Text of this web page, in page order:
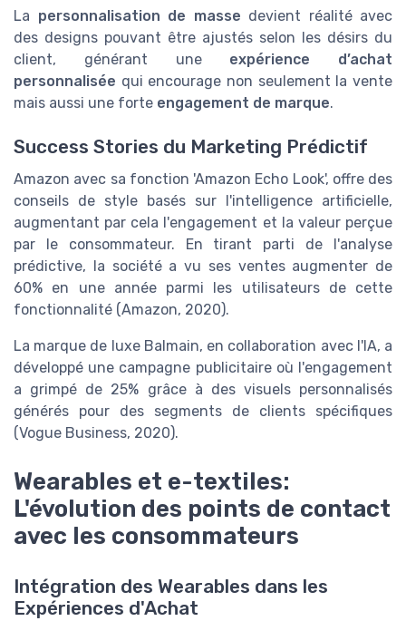
La personnalisation de masse devient réalité avec
des designs pouvant être ajustés selon les désirs du
client, générant une expérience d’achat
personnalisée qui encourage non seulement la vente
mais aussi une forte engagement de marque.
Success Stories du Marketing Prédictif
Amazon avec sa fonction 'Amazon Echo Look', offre des
conseils de style basés sur l'intelligence artificielle,
augmentant par cela l'engagement et la valeur perçue
par le consommateur. En tirant parti de l'analyse
prédictive, la société a vu ses ventes augmenter de
60% en une année parmi les utilisateurs de cette
fonctionnalité (Amazon, 2020).
La marque de luxe Balmain, en collaboration avec l'IA, a
développé une campagne publicitaire où l'engagement
a grimpé de 25% grâce à des visuels personnalisés
générés pour des segments de clients spécifiques
(Vogue Business, 2020).
Wearables et e-textiles:
L'évolution des points de contact
avec les consommateurs
Intégration des Wearables dans les
Expériences d'Achat